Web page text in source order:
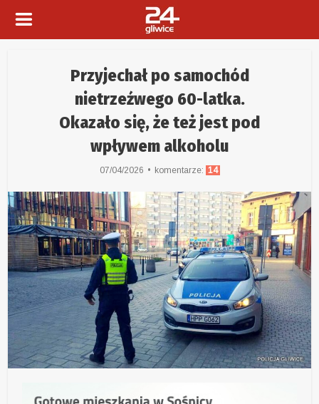
Przyjechał po samochód
nietrzeźwego 60-latka.
Okazało się, że też jest pod
wpływem alkoholu
07/04/2026 komentarze: 14